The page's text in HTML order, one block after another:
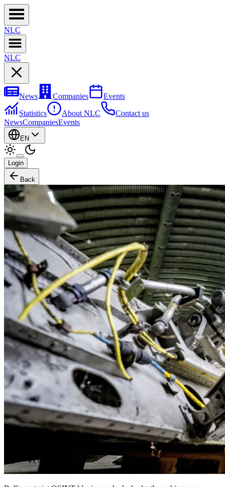
NLC
NLC
News Companies
Events
Statistics
About NLC
Contact us
NewsCompaniesEvents
EN
Login
Back